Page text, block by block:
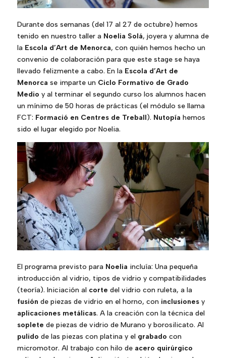
Durante dos semanas (del 17 al 27 de octubre) hemos
tenido en nuestro taller a Noelia Solá, joyera y alumna de
la Escola d’Art de Menorca, con quién hemos hecho un
convenio de colaboración para que este stage se haya
llevado felizmente a cabo. En la Escola d’Art de
Menorca se imparte un Ciclo Formativo de Grado
Medio y al terminar el segundo curso los alumnos hacen
un mínimo de 50 horas de prácticas (el módulo se llama
FCT: Formació en Centres de Treball). Nutopía hemos
sido el lugar elegido por Noelia.
El programa previsto para Noelia incluía: Una pequeña
introducción al vidrio, tipos de vidrio y compatibilidades
(teoría). Iniciación al corte del vidrio con ruleta, a la
fusión de piezas de vidrio en el horno, con inclusionesy
aplicaciones metálicas. A la creación con la técnica del
soplete de piezas de vidrio de Murano y borosilicato. Al
pulido de las piezas con platina y el grabado con
micromotor. Al trabajo con hilo de acero quirúrgico